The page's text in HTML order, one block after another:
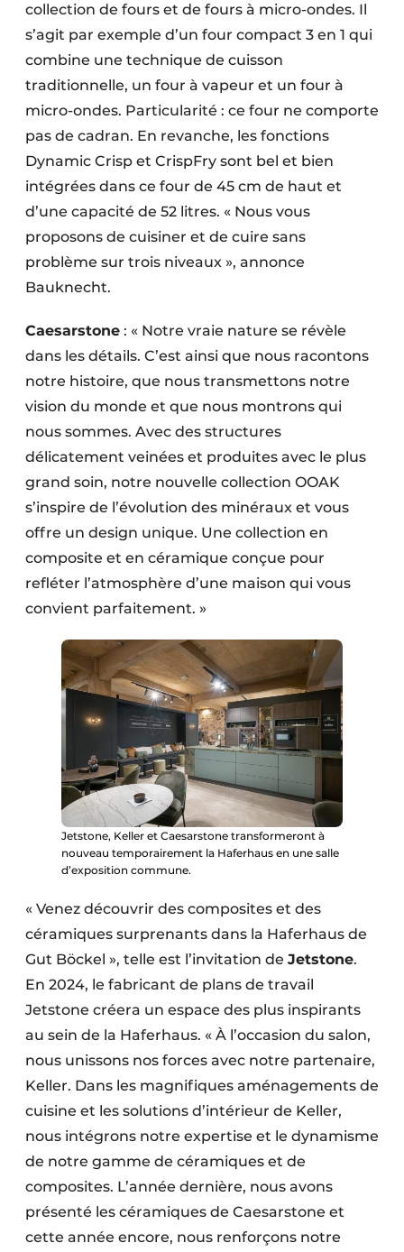
collection de fours et de fours à micro-ondes. Il
s’agit par exemple d’un four compact 3 en 1 qui
combine une technique de cuisson
traditionnelle, un four à vapeur et un four à
micro-ondes. Particularité : ce four ne comporte
pas de cadran. En revanche, les fonctions
Dynamic Crisp et CrispFry sont bel et bien
intégrées dans ce four de 45 cm de haut et
d’une capacité de 52 litres. « Nous vous
proposons de cuisiner et de cuire sans
problème sur trois niveaux », annonce
Bauknecht.
Caesarstone : « Notre vraie nature se révèle
dans les détails. C’est ainsi que nous racontons
notre histoire, que nous transmettons notre
vision du monde et que nous montrons qui
nous sommes. Avec des structures
délicatement veinées et produites avec le plus
grand soin, notre nouvelle collection OOAK
s’inspire de l’évolution des minéraux et vous
offre un design unique. Une collection en
composite et en céramique conçue pour
refléter l’atmosphère d’une maison qui vous
convient parfaitement. »
Jetstone, Keller et Caesarstone transformeront à
nouveau temporairement la Haferhaus en une salle
d’exposition commune.
« Venez découvrir des composites et des
céramiques surprenants dans la Haferhaus de
Gut Böckel », telle est l’invitation de Jetstone.
En 2024, le fabricant de plans de travail
Jetstone créera un espace des plus inspirants
au sein de la Haferhaus. « À l’occasion du salon,
nous unissons nos forces avec notre partenaire,
Keller. Dans les magnifiques aménagements de
cuisine et les solutions d’intérieur de Keller,
nous intégrons notre expertise et le dynamisme
de notre gamme de céramiques et de
composites. L’année dernière, nous avons
présenté les céramiques de Caesarstone et
cette année encore, nous renforçons notre